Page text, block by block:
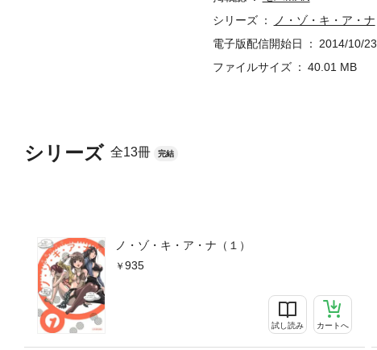
シリーズ 全13冊 完結
ノ・ゾ・キ・ア・ナ（１）
935
試し読み カートへ
シリーズ
ノ・ゾ・キ・ア・ナ
電子版配信開始日
2014/10/23
ファイルサイズ
40.01 MB